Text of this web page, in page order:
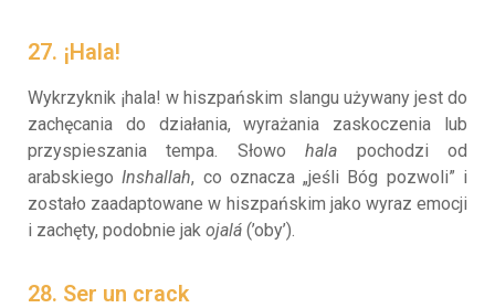
27. ¡Hala!
Wykrzyknik ¡hala! w hiszpańskim slangu używany jest do
zachęcania do działania, wyrażania zaskoczenia lub
przyspieszania tempa. Słowohala pochodzi od
arabskiegoInshallah, co oznacza „jeśli Bóg pozwoli” i
zostało zaadaptowane w hiszpańskim jako wyraz emocji
i zachęty, podobnie jak ojalá (’oby’).
28. Ser un crack